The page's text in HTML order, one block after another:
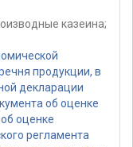
казеина;
продукции, в
декларации
об оценке
оценке
регламента